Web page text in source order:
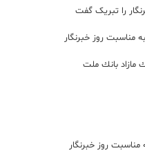
را تبریک گفت
مناسبت روز خبرنگار
روز خبرنگار